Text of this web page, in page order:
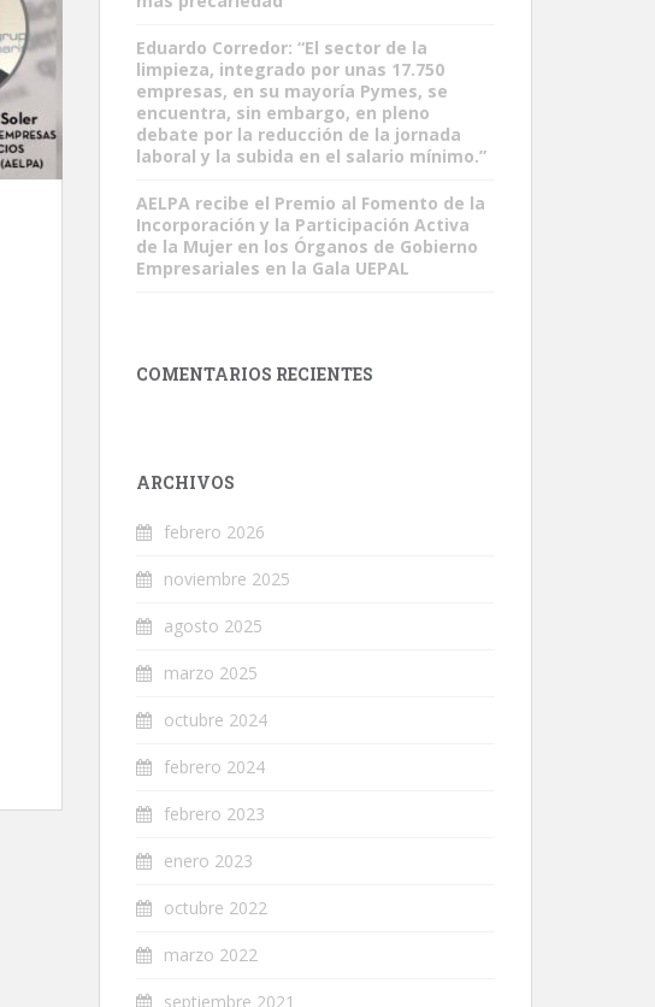
Eduardo Corredor: “El sector de la
limpieza, integrado por unas 17.750
empresas, en su mayoría Pymes, se
encuentra, sin embargo, en pleno
debate por la reducción de la jornada
laboral y la subida en el salario mínimo.”
AELPA recibe el Premio al Fomento de la
Incorporación y la Participación Activa
de la Mujer en los Órganos de Gobierno
Empresariales en la Gala UEPAL
COMENTARIOS RECIENTES
ARCHIVOS
febrero 2026
noviembre 2025
agosto 2025
marzo 2025
octubre 2024
febrero 2024
febrero 2023
enero 2023
octubre 2022
marzo 2022
septiembre 2021